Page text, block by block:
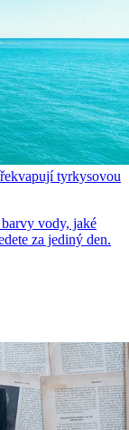
tyrkysovou
vody, jaké
za jediný den.